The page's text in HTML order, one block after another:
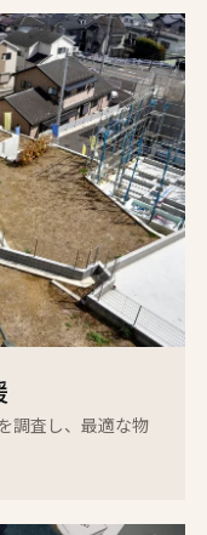
調査し、最適な物